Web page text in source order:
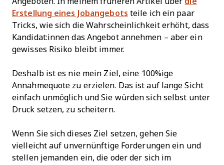
Erstellung eines Jobangebots teile ich ein paar
Tricks, wie sich die Wahrscheinlichkeit erhöht, dass
Kandidat:innen das Angebot annehmen – aber ein
gewisses Risiko bleibt immer.
Deshalb ist es nie mein Ziel, eine 100%ige
Annahmequote zu erzielen. Das ist auf lange Sicht
einfach unmöglich und Sie würden sich selbst unter
Druck setzen, zu scheitern.
Wenn Sie sich dieses Ziel setzen, gehen Sie
vielleicht auf unvernünftige Forderungen ein und
stellen jemanden ein, die oder der sich im